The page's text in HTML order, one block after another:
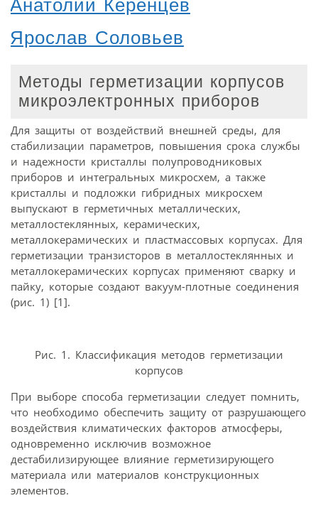
Анатолий Керенцев
Ярослав Соловьев
Методы герметизации корпусов
микроэлектронных приборов
Для защиты от воздействий внешней среды, для
стабилизации параметров, повышения срока службы
и надежности кристаллы полупроводниковых
приборов и интегральных микросхем, а также
кристаллы и подложки гибридных микросхем
выпускают в герметичных металлических,
металлостеклянных, керамических,
металлокерамических и пластмассовых корпусах. Для
герметизации транзисторов в металлостеклянных и
металлокерамических корпусах применяют сварку и
пайку, которые создают вакуум-плотные соединения
(рис. 1) [1].
Рис. 1. Классификация методов герметизации
корпусов
При выборе способа герметизации следует помнить,
что необходимо обеспечить защиту от разрушающего
воздействия климатических факторов атмосферы,
одновременно исключив возможное
дестабилизирующее влияние герметизирующего
материала или материалов конструкционных
элементов.